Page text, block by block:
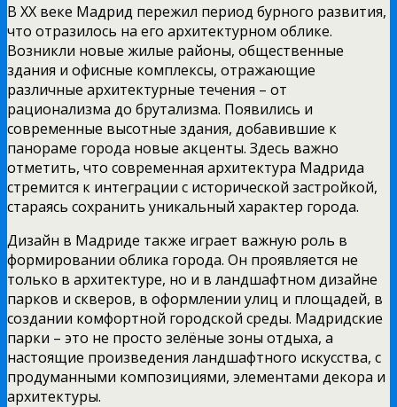
В XX веке Мадрид пережил период бурного развития,
что отразилось на его архитектурном облике.
Возникли новые жилые районы, общественные
здания и офисные комплексы, отражающие
различные архитектурные течения – от
рационализма до брутализма. Появились и
современные высотные здания, добавившие к
панораме города новые акценты. Здесь важно
отметить, что современная архитектура Мадрида
стремится к интеграции с исторической застройкой,
стараясь сохранить уникальный характер города.
Дизайн в Мадриде также играет важную роль в
формировании облика города. Он проявляется не
только в архитектуре, но и в ландшафтном дизайне
парков и скверов, в оформлении улиц и площадей, в
создании комфортной городской среды. Мадридские
парки – это не просто зелёные зоны отдыха, а
настоящие произведения ландшафтного искусства, с
продуманными композициями, элементами декора и
архитектуры.